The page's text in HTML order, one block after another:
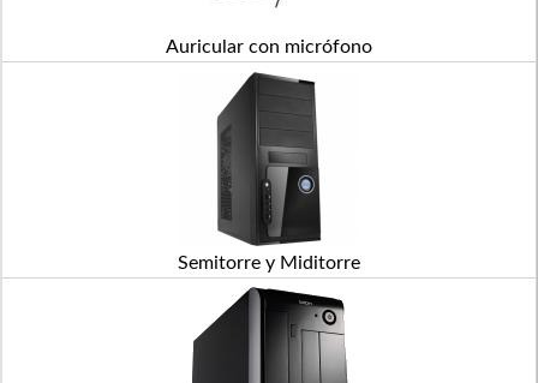
Auricular con micrófono
Semitorre y Miditorre